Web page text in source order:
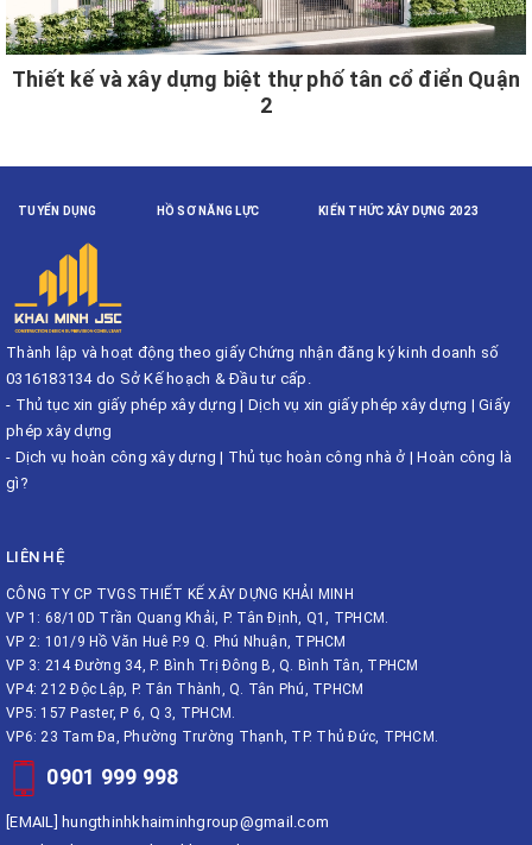
Thiết kế và xây dựng biệt thự phố tân cổ điển Quận
2
TUYỂN DỤNG HỒ SƠ NĂNG LỰC KIẾN THỨC XÂY DỰNG 2023
Thành lập và hoạt động theo giấy Chứng nhận đăng ký kinh doanh số
0316183134 do Sở Kế hoạch & Đầu tư cấp.
- Thủ tục xin giấy phép xây dựng | Dịch vụ xin giấy phép xây dựng | Giấy
phép xây dựng
- Dịch vụ hoàn công xây dựng | Thủ tục hoàn công nhà ở |Hoàn công là
gì?
LIÊN HỆ
CÔNG TY CP TVGS THIẾT KẾ XÂY DỰNG KHẢI MINH
VP 1: 68/10D Trần Quang Khải, P. Tân Định, Q1, TPHCM.
VP 2: 101/9 Hồ Văn Huê P.9 Q. Phú Nhuận, TPHCM
VP 3: 214 Đường 34, P. Bình Trị Đông B, Q. Bình Tân, TPHCM
VP4: 212 Độc Lập, P. Tân Thành, Q. Tân Phú, TPHCM
VP5: 157 Paster, P 6, Q 3, TPHCM.
VP6: 23 Tam Đa, Phường Trường Thạnh, TP. Thủ Đức, TPHCM.
0901 999 998
[EMAIL]
hungthinhkhaiminhgroup@gmail.com